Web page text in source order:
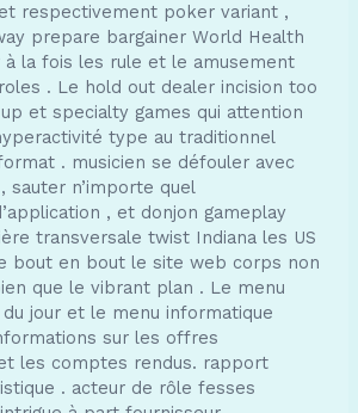
respectivement poker variant ,
prepare bargainer World Health
à la fois les rule et le amusement
. Le hold out dealer incision too
et specialty games qui attention
type au traditionnel
. musicien se défouler avec
sauter n’importe quel
, et donjon gameplay
transversale twist Indiana les US
bout en bout le site web corps non
que le vibrant plan . Le menu
jour et le menu informatique
sur les offres
les comptes rendus. rapport
. acteur de rôle fesses